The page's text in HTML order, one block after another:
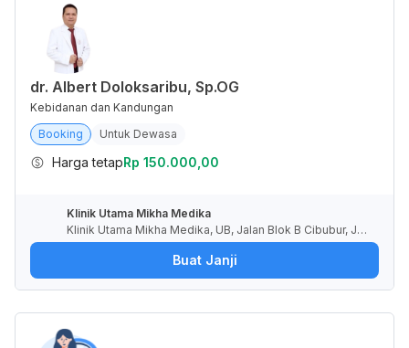
dr. Albert Doloksaribu, Sp.OG
Kebidanan dan Kandungan
Booking
Untuk Dewasa
Harga tetapRp 150.000,00
Klinik Utama Mikha Medika
Klinik Utama Mikha Medika, UB, Jalan Blok B Cibubur, Jati
karya, Kota Bekasi, Jawa Barat, Indonesia
Buat Janji